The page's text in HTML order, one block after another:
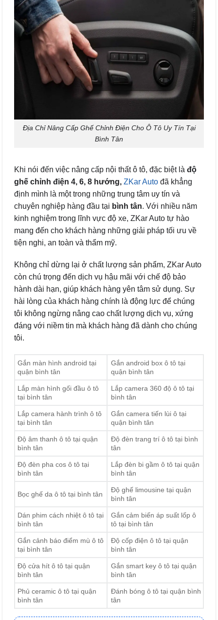
Địa Chỉ Nâng Cấp Ghế Chỉnh Điện Cho Ô Tô Uy Tín Tại
Bình Tân
Khi nói đến việc nâng cấp nội thất ô tô, đặc biệt là độ
ghế chỉnh điện 4, 6, 8 hướng, ZKar Auto đã khẳng
định mình là một trong những trung tâm uy tín và
chuyên nghiệp hàng đầu tại bình tân. Với nhiều năm
kinh nghiệm trong lĩnh vực độ xe, ZKar Auto tự hào
mang đến cho khách hàng những giải pháp tối ưu về
tiện nghi, an toàn và thẩm mỹ.
Không chỉ dừng lại ở chất lượng sản phẩm, ZKar Auto
còn chú trọng đến dịch vụ hậu mãi với chế độ bảo
hành dài hạn, giúp khách hàng yên tâm sử dụng. Sự
hài lòng của khách hàng chính là động lực để chúng
tôi không ngừng nâng cao chất lượng dịch vụ, xứng
đáng với niềm tin mà khách hàng đã dành cho chúng
tôi.
Gắn màn hình android tại
quận bình tân
Gắn android box ô tô tại
quận bình tân
Lắp màn hình gối đầu ô tô
tại bình tân
Lắp camera 360 độ ô tô tại
bình tân
Lắp camera hành trình ô tô
tại bình tân
Gắn camera tiến lùi ô tại
quận bình tân
Độ âm thanh ô tô tại quận
bình tân
Độ đèn trang trí ô tô tại bình
tân
Độ đèn pha cos ô tô tại
bình tân
Lắp đèn bi gầm ô tô tại quận
bình tân
Bọc ghế da ô tô tại bình tân
Độ ghế limousine tại quận
bình tân
Dán phim cách nhiệt ô tô tại
bình tân
Gắn cảm biến áp suất lốp ô
tô tại bình tân
Gắn cảnh báo điểm mù ô tô
tại bình tân
Độ cốp điện ô tô tại quận
bình tân
Độ cửa hít ô tô tại quận
bình tân
Gắn smart key ô tô tại quận
bình tân
Phủ ceramic ô tô tại quận
bình tân
Đánh bóng ô tô tại quận bình
tân